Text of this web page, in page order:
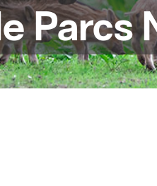
Parcs